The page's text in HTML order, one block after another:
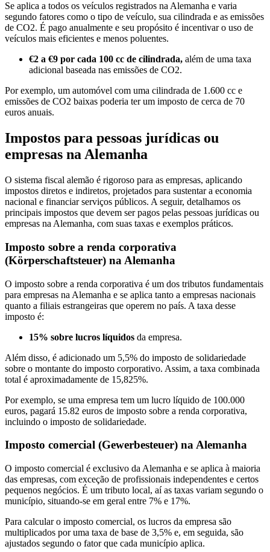
Se aplica a todos os veículos registrados na Alemanha e varia
segundo fatores como o tipo de veículo, sua cilindrada e as emissões
de CO2. É pago anualmente e seu propósito é incentivar o uso de
veículos mais eficientes e menos poluentes.
€2 a €9 por cada 100 cc de cilindrada, além de uma taxa
adicional baseada nas emissões de CO2.
Por exemplo, um automóvel com uma cilindrada de 1.600 cc e
emissões de CO2 baixas poderia ter um imposto de cerca de 70
euros anuais.
Impostos para pessoas jurídicas ou
empresas na Alemanha
O sistema fiscal alemão é rigoroso para as empresas, aplicando
impostos diretos e indiretos, projetados para sustentar a economia
nacional e financiar serviços públicos. A seguir, detalhamos os
principais impostos que devem ser pagos pelas pessoas jurídicas ou
empresas na Alemanha, com suas taxas e exemplos práticos.
Imposto sobre a renda corporativa
(Körperschaftsteuer) na Alemanha
O imposto sobre a renda corporativa é um dos tributos fundamentais
para empresas na Alemanha e se aplica tanto a empresas nacionais
quanto a filiais estrangeiras que operem no país. A taxa desse
imposto é:
15% sobre lucros líquidos da empresa.
Além disso, é adicionado um 5,5% do imposto de solidariedade
sobre o montante do imposto corporativo. Assim, a taxa combinada
total é aproximadamente de 15,825%.
Por exemplo, se uma empresa tem um lucro líquido de 100.000
euros, pagará 15.82 euros de imposto sobre a renda corporativa,
incluindo o imposto de solidariedade.
Imposto comercial (Gewerbesteuer) na Alemanha
O imposto comercial é exclusivo da Alemanha e se aplica à maioria
das empresas, com exceção de profissionais independentes e certos
pequenos negócios. É um tributo local, aí as taxas variam segundo o
município, situando-se em geral entre 7% e 17%.
Para calcular o imposto comercial, os lucros da empresa são
multiplicados por uma taxa de base de 3,5% e, em seguida, são
ajustados segundo o fator que cada município aplica.